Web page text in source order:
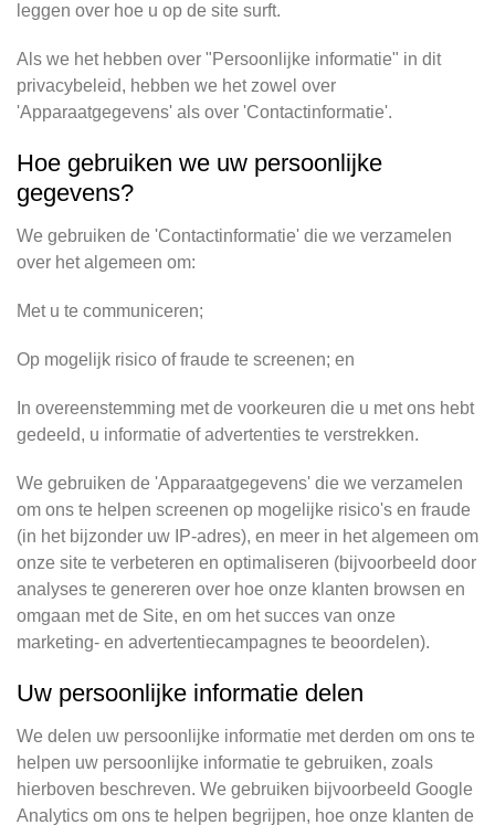
leggen over hoe u op de site surft.
Als we het hebben over "Persoonlijke informatie" in dit
privacybeleid, hebben we het zowel over
'Apparaatgegevens' als over 'Contactinformatie'.
Hoe gebruiken we uw persoonlijke
gegevens?
We gebruiken de 'Contactinformatie' die we verzamelen
over het algemeen om:
Met u te communiceren;
Op mogelijk risico of fraude te screenen; en
In overeenstemming met de voorkeuren die u met ons hebt
gedeeld, u informatie of advertenties te verstrekken.
We gebruiken de 'Apparaatgegevens' die we verzamelen
om ons te helpen screenen op mogelijke risico's en fraude
(in het bijzonder uw IP-adres), en meer in het algemeen om
onze site te verbeteren en optimaliseren (bijvoorbeeld door
analyses te genereren over hoe onze klanten browsen en
omgaan met de Site, en om het succes van onze
marketing- en advertentiecampagnes te beoordelen).
Uw persoonlijke informatie delen
We delen uw persoonlijke informatie met derden om ons te
helpen uw persoonlijke informatie te gebruiken, zoals
hierboven beschreven. We gebruiken bijvoorbeeld Google
Analytics om ons te helpen begrijpen, hoe onze klanten de